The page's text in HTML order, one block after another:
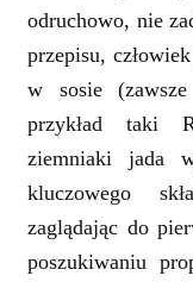
odruchowo, nie
przepisu,
w sosie
przykład taki
ziemniaki jada
kluczowego
zaglądając do
poszukiwaniu